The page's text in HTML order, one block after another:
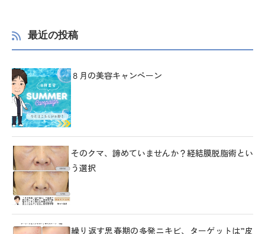
最近の投稿
８月の美容キャンペーン
そのクマ、諦めていませんか？経結膜脱脂術とい
う選択
繰り返す思春期の多発ニキビ、ターゲットは”皮